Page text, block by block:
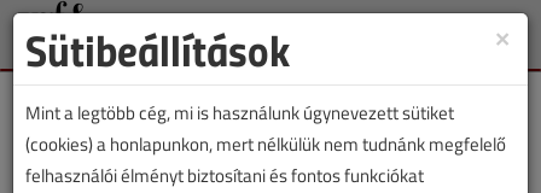
Toggle
×
Sütibeállítások
Mint a legtöbb cég, mi is használunk úgynevezett sütiket
(cookies) a honlapunkon, mert nélkülük nem tudnánk megfelelő
felhasználói élményt biztosítani és fontos funkciókat